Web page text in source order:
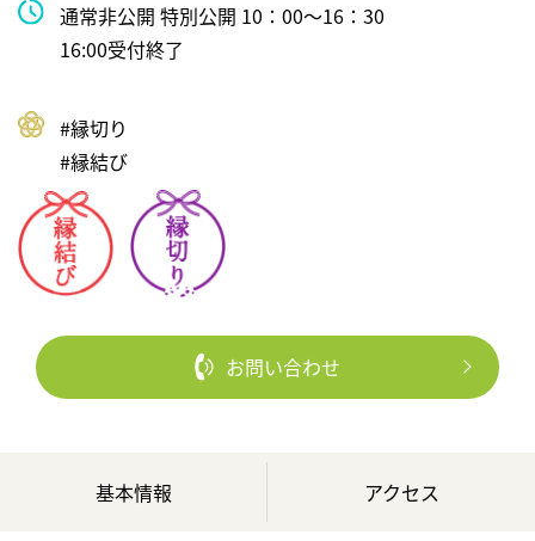
通常非公開 特別公開 10：00～16：30
16:00受付終了
#縁切り
#縁結び
お問い合わせ
基本情報 アクセス